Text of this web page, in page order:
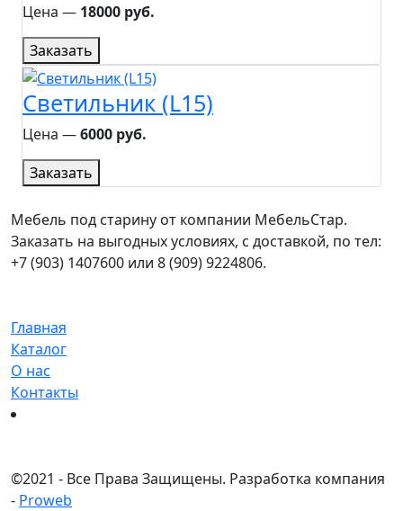
Цена ― 18000 руб.
Заказать
Светильник (L15)
Цена ―6000 руб.
Заказать
Мебель под старину от компании МебельСтар.
Заказать на выгодных условиях, с доставкой, по тел:
+7 (903) 1407600 или 8 (909) 9224806.
Главная
Каталог
О нас
Контакты
©2021 - Все Права Защищены. Разработка компания
- Proweb